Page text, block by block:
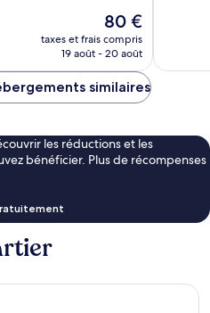
Le
nouveau
prix
de
80 €
taxes et frais compris
19 août - 20 août
similaires
les réductions et les
bénéficier. Plus de récompenses